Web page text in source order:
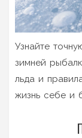
Узнайте
зимней
льда и
жизнь себе и